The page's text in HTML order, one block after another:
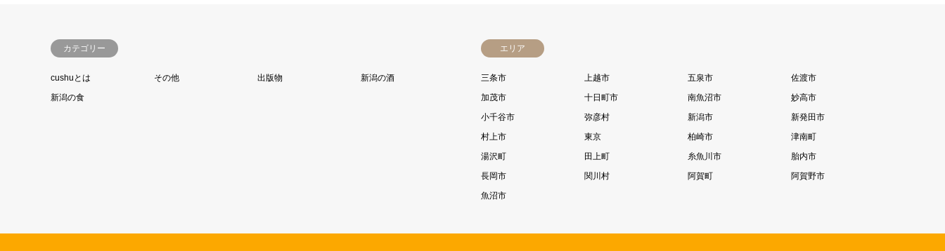
カテゴリー
cushuとは その他 出版物
新潟の酒
新潟の食
エリア
三条市 上越市 五泉市
佐渡市
加茂市
十日町市 南魚沼市
妙高市
小千谷市
弥彦村 新潟市
新発田市
村上市
東京 柏崎市
津南町
湯沢町
田上町 糸魚川市
胎内市
長岡市
関川村 阿賀町
阿賀野市
魚沼市